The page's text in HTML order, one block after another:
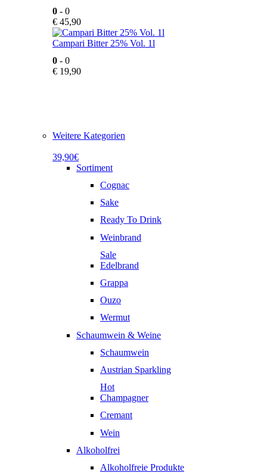
0 - 0
€ 45,90
Campari Bitter 25% Vol. 1l
0 - 0
€ 19,90
Weitere Kategorien
39,90€
Sortiment
Cognac
Sake
Ready To Drink
Weinbrand
Sale
Edelbrand
Grappa
Ouzo
Wermut
Schaumwein & Weine
Schaumwein
Austrian Sparkling
Hot
Champagner
Cremant
Wein
Alkoholfrei
Alkoholfreie Produkte